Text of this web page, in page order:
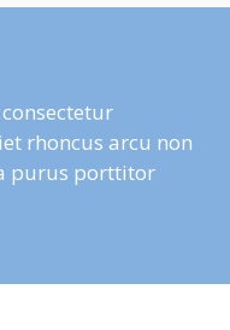
rhoncus arcu non
purus porttitor